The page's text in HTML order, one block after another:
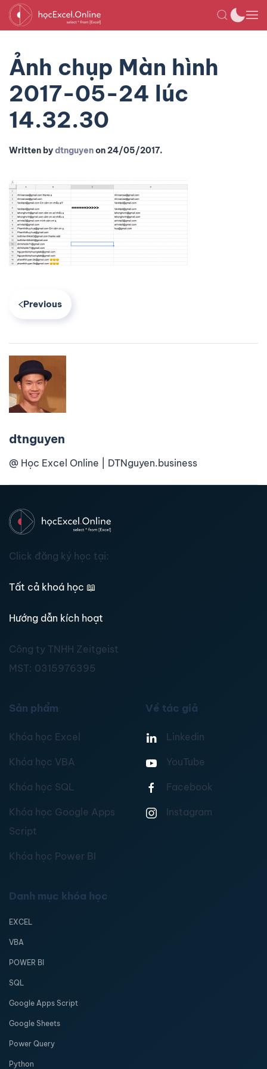
Ảnh chụp Màn hình
2017-05-24 lúc
14.32.30
Written bydtnguyenon24/05/2017.
Previous
dtnguyen
@ Học Excel Online | DTNguyen.business
Click đăng ký học tại:
Tất cả khoá học 📖
Hướng dẫn kích hoạt
Công ty TNHH Zeitgeist
MST: 0315976395
Sản phẩm
Khóa học Excel
Khóa học VBA
Khóa học SQL
Khóa học Google Apps
Script
Khóa học Power BI
Về tác giả
Linkedin
YouTube
Facebook
Instagram
Danh mục khóa học
EXCEL
VBA
POWER BI
SQL
Google Apps Script
Google Sheets
Power Query
Python